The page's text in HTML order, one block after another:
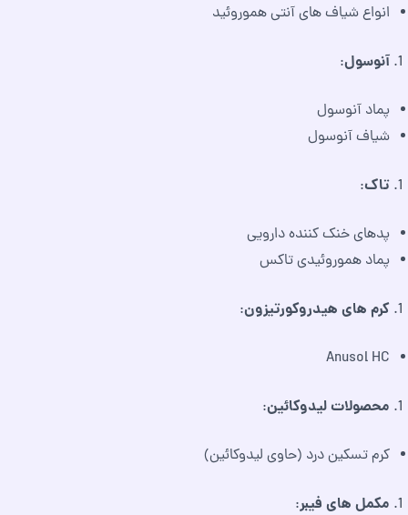
انواع شیاف های آنتی هموروئید
آنوسول:
پماد آنوسول
شیاف آنوسول
تاک:
پدهای خنک کننده دارویی
پماد هموروئیدی تاکس
کرم های هیدروکورتیزون:
Anusol HC
محصولات لیدوکائین:
کرم تسکین درد (حاوی لیدوکائین)
مکمل های فیبر: